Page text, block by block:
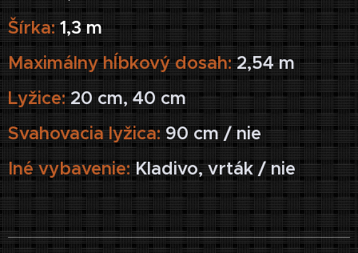
Šírka:1,3 m
Maximálny hĺbkový dosah:2,54 m
Lyžice:20 cm, 40 cm
Svahovacia lyžica: 90 cm / nie
Iné vybavenie:Kladivo, vrták / nie